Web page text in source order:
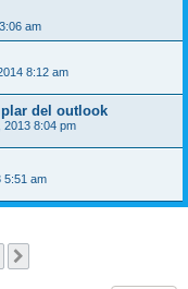
am
8:12 am
del outlook
2013 8:04 pm
5:51 am